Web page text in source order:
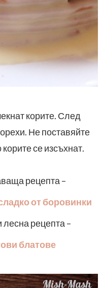
корите. След
Не поставяйте
се изсъхнат.
рецепта –
от боровинки
лесна рецепта –
блатове